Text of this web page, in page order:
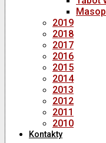
2019
2018
2017
2016
2015
2014
2013
2012
2011
2010
Kontakty